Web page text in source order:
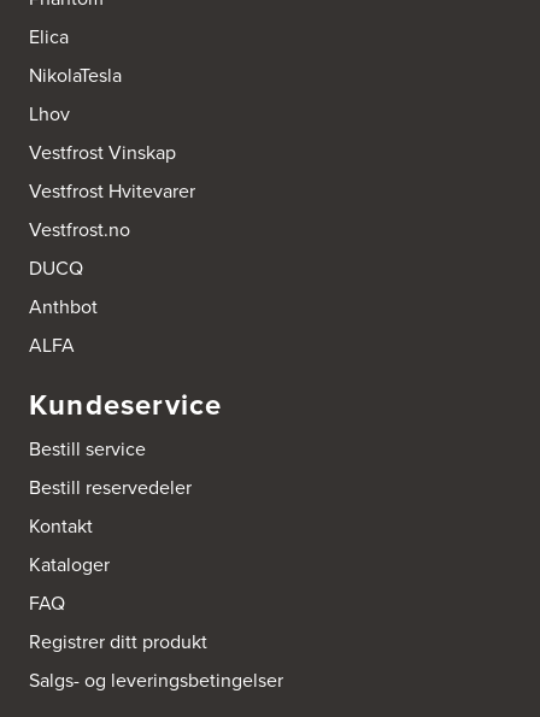
Elica
NikolaTesla
Lhov
Vestfrost Vinskap
Vestfrost Hvitevarer
Vestfrost.no
DUCQ
Anthbot
ALFA
Kundeservice
Bestill service
Bestill reservedeler
Kontakt
Kataloger
FAQ
Registrer ditt produkt
Salgs- og leveringsbetingelser